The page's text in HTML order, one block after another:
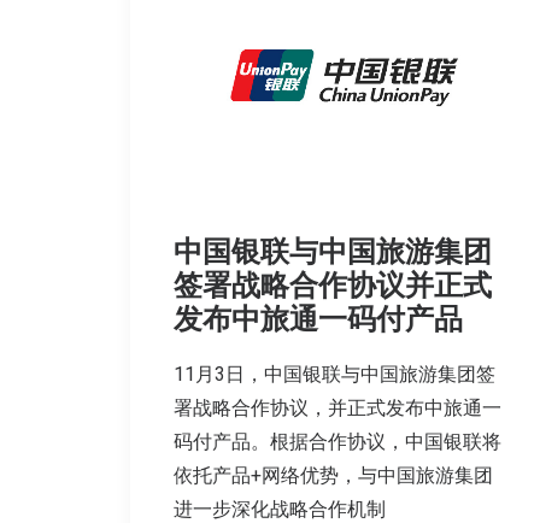
中国银联与中国旅游集团
签署战略合作协议并正式
发布中旅通一码付产品
11月3日，中国银联与中国旅游集团签
署战略合作协议，并正式发布中旅通一
码付产品。根据合作协议，中国银联将
依托产品+网络优势，与中国旅游集团
进一步深化战略合作机制